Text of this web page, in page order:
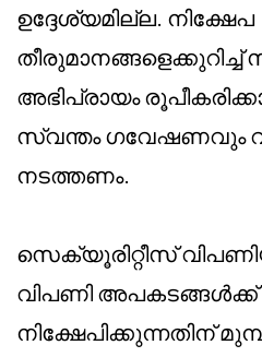
ഉദ്ദേശ്യമില്ല. നിക്ഷേപ
അഭിപ്രായം
സ്വന്തം ഗവേഷണവും
നടത്തണം.
സെക്യൂരിറ്റീസ്
വിപണി അപകടങ്ങൾക്ക്
നിക്ഷേപിക്കുന്നതിന്